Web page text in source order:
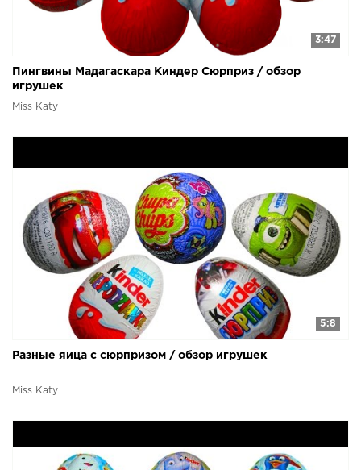
3:47
Пингвины Мадагаскара Киндер Сюрприз / обзор
игрушек
Miss Katy
5:8
Разные яица с сюрпризом / обзор игрушек
Miss Katy